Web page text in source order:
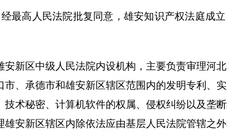
最高人民法院批复同意，雄安知识产权法庭成
安新区中级人民法院内设机构，主要负责审理河
、承德市和雄安新区辖区范围内的发明专利、
术秘密、计算机软件的权属、侵权纠纷以及垄
雄安新区辖区内除依法应由基层人民法院管辖之